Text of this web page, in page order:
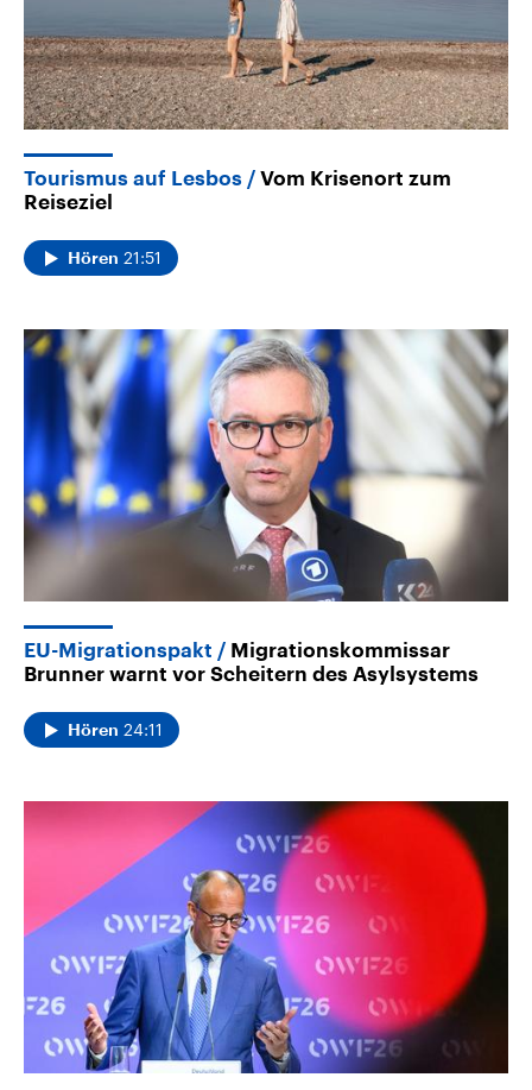
Tourismus auf Lesbos
Vom Krisenort zum
Reiseziel
Hören 21:51
EU-Migrationspakt
Migrationskommissar
Brunner warnt vor Scheitern des Asylsystems
Hören 24:11